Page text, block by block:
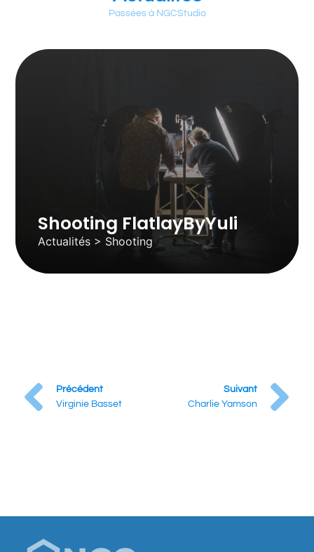
Passées à NGCStudio
Shooting FlatlayByYuli
Actualités > Shooting
Précédent
Virginie Basset
Suivant
Charlie Yamson